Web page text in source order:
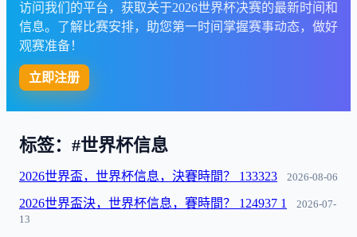
访问我们的平台，获取关于2026世界杯决赛的最新时间和
信息。了解比赛安排，助您第一时间掌握赛事动态，做好
观赛准备！
立即注册
标签：#世界杯信息
2026世界盃，世界杯信息，決賽時間？ 133323 2026-08-06
2026世界盃決，世界杯信息，賽時間？ 124937 1
2026-07-
13